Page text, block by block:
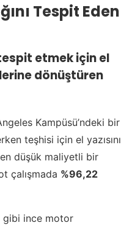
Tespit Eden
etmek için el
dönüştüren
Kampüsü’ndeki bir
teşhisi için el yazısını
düşük maliyetli bir
çalışmada %96,22
gibi ince motor